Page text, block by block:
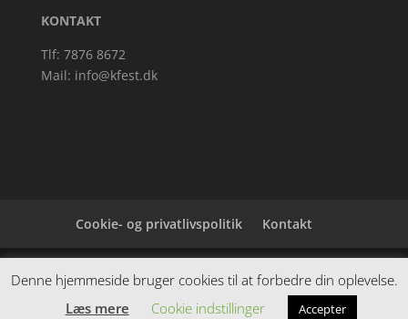
KONTAKT
Tlf: 7876 8672
Mail: info@kfest.dk
Cookie- og privatlivspolitik Kontakt
Denne hjemmeside samler et bredt udvalg af
spændende varer. Siden er et affiiliatesite, og nogle
links kan være affiliatelinks.
Denne hjemmeside bruger cookies til at forbedre din oplevelse.
Læs mere
Cookie indstillinger Accepter